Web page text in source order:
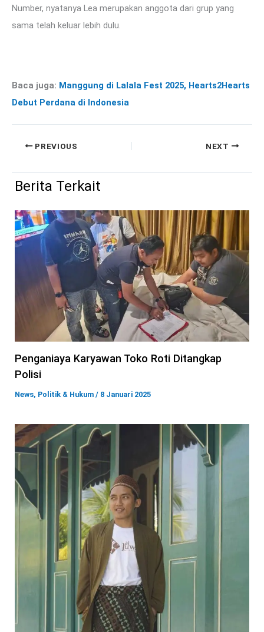
Number, nyatanya Lea merupakan anggota dari grup yang
sama telah keluar lebih dulu.
Baca juga: Manggung di Lalala Fest 2025, Hearts2Hearts
Debut Perdana di Indonesia
PREVIOUS NEXT
Berita Terkait
Penganiaya Karyawan Toko Roti Ditangkap
Polisi
News, Politik & Hukum / 8 Januari 2025